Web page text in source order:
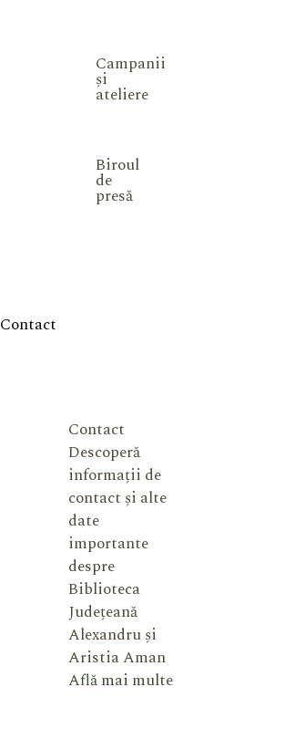
Campanii
și
ateliere
Biroul
de
presă
Contact
Contact
Descoperă
informații de
contact și alte
date
importante
despre
Biblioteca
Județeană
Alexandru și
Aristia Aman
Află mai multe